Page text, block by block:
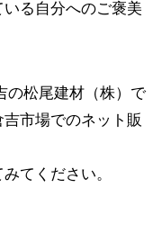
る自分へのご褒美
の松尾建材（株）で
市場でのネット販
てください。